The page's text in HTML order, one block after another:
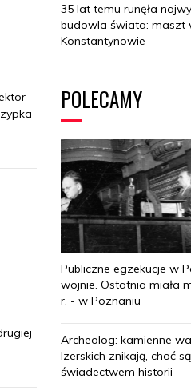
35 lat temu runęła
budowla świata: maszt
Konstantynowie
POLECAMY
Publiczne egzekucje w
wojnie. Ostatnia miała
r. - w Poznaniu
Archeolog: kamienne
Izerskich znikają, choć
świadectwem historii